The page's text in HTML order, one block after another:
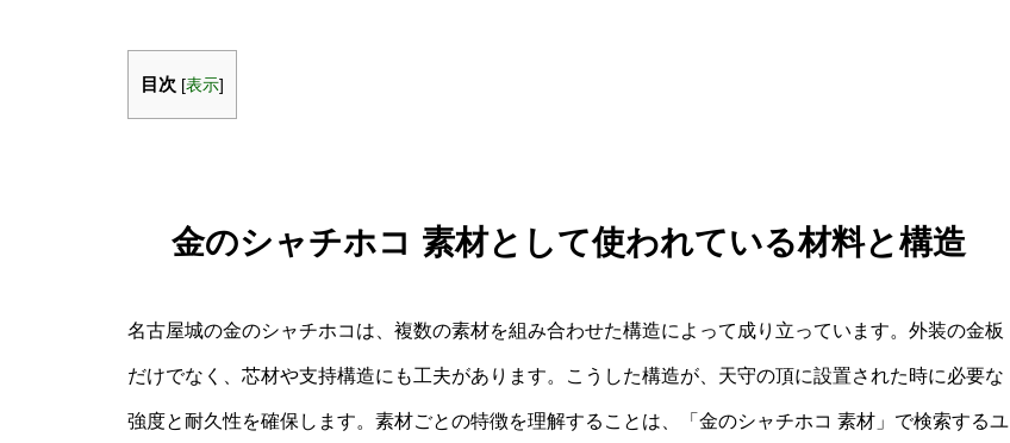
目次 [表示]
金のシャチホコ 素材として使われている材料と構造
名古屋城の金のシャチホコは、複数の素材を組み合わせた構造によって成り立っています。外装の金板
だけでなく、芯材や支持構造にも工夫があります。こうした構造が、天守の頂に設置された時に必要な
強度と耐久性を確保します。素材ごとの特徴を理解することは、「金のシャチホコ 素材」で検索するユ